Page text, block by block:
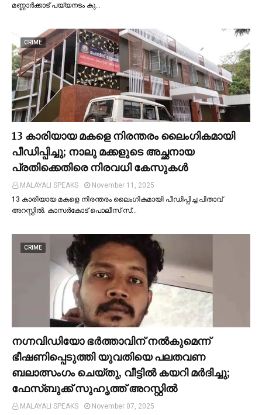
മണ്ണാർക്കാട് പയ്യനടം കു…
CRIME
13 കാരിയായ മകളെ നിരന്തരം ലൈംഗികമായി
പീഡിപ്പിച്ചു; നാലു മക്കളുടെ അച്ഛനായ
പ്രതിക്കെതിരെ നിരവധി കേസുകള്‍
MALAYALI SPEAKS
November 11, 2025
13 കാരിയായ മകളെ നിരന്തരം ലൈംഗികമായി പീഡിപ്പിച്ച പിതാവ്
അറസ്റ്റില്‍. കാസർകോട് പൊലീസ് സ്…
CRIME
നഗ്നവിഡിയോ ഭര്‍ത്താവിന് നല്‍കുമെന്ന്
ഭീഷണിപ്പെടുത്തി യുവതിയെ പലതവണ
ബലാത്സംഗം ചെയ്തു, വീട്ടില്‍ കയറി മര്‍ദിച്ചു;
ഫേസ്ബുക്ക് സുഹൃത്ത് അറസ്റ്റില്‍
MALAYALI SPEAKS
November 07, 2025